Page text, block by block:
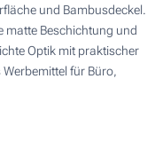
und Bambusdeckel.
matte Beschichtung und
Optik mit praktischer
für Büro,